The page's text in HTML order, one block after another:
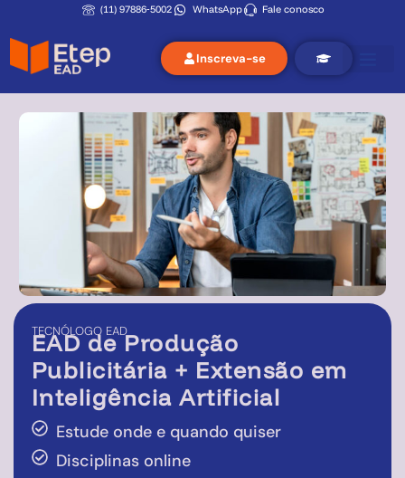
(11) 97886‑5002 WhatsApp Fale conosco
Inscreva-se
TECNÓLOGOEAD
EAD deProdução
Publicitária + Extensão em
Inteligência Artificial
Estude onde e quando quiser
Disciplinas online